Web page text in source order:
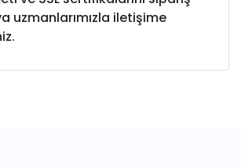
uzmanlarımızla iletişime